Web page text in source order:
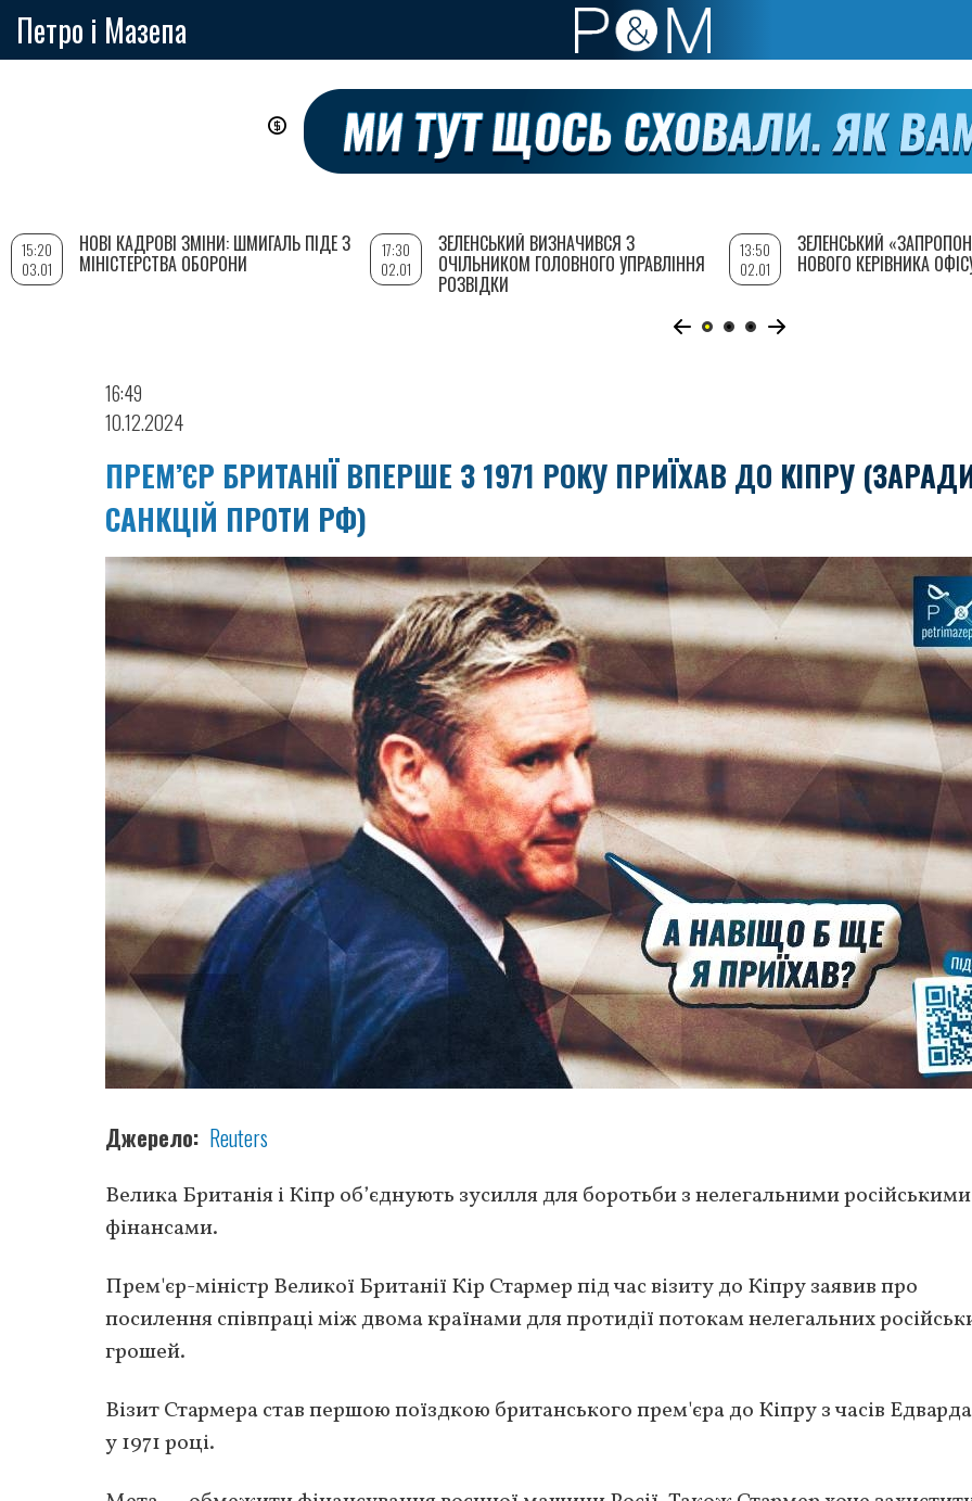
Петро і Мазепа
16:49
10.12.2024
ПРЕМ’ЄР БРИТАНІЇ ВПЕРШЕ З 1971 РОКУ ПРИЇХАВ ДО КІПРУ
САНКЦІЙ ПРОТИ РФ)
Джерело Reuters
Велика Британія і Кіпр об’єднують зусилля для боротьби з нелегальними російськими
фінансами.
Прем'єр-міністр Великої Британії Кір Стармер під час візиту до Кіпру заявив про
посилення співпраці між двома країнами для протидії потокам нелегальних
грошей.
Візит Стармера став першою поїздкою британського прем'єра до Кіпру з часів
у 1971 році.
15:20
03.01
НОВІ КАДРОВІ ЗМІНИ: ШМИГАЛЬ ПІДЕ З
МІНІСТЕРСТВА ОБОРОНИ
17:30
02.01
ЗЕЛЕНСЬКИЙ ВИЗНАЧИВСЯ З
ОЧІЛЬНИКОМ ГОЛОВНОГО УПРАВЛІННЯ
РОЗВІДКИ
13:50
02.01
ЗЕЛЕНСЬКИЙ
НОВОГО КЕРІВНИКА